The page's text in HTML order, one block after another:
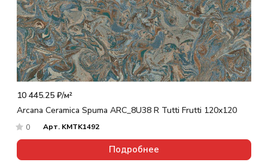
10 445.25 ₽/м²
Arcana Ceramica Spuma ARC_8U38 R Tutti Frutti 120x120
0 Арт. KMTK1492
Подробнее